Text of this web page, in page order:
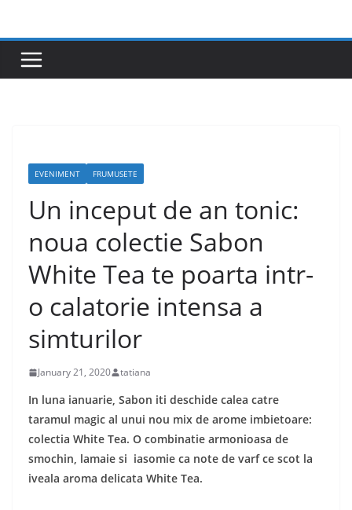
content
EVENIMENT FRUMUSETE
Un inceput de an tonic:
noua colectie Sabon
White Tea te poarta intr-
o calatorie intensa a
simturilor
January 21, 2020 tatiana
In luna ianuarie, Sabon iti deschide calea catre
taramul magic al unui nou mix de arome imbietoare:
colectia White Tea. O combinatie armonioasa de
smochin, lamaie si iasomie ca note de varf ce scot la
iveala aroma delicata White Tea.